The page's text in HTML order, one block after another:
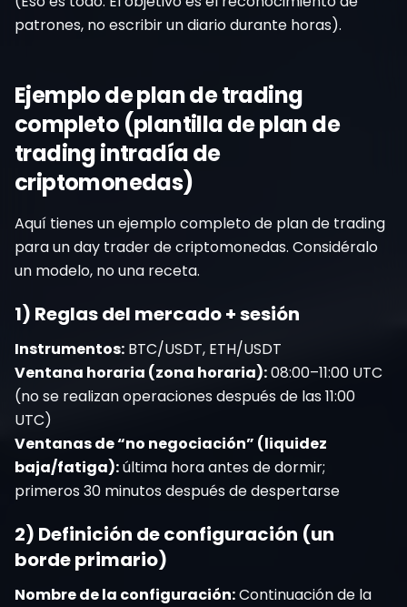
patrones, no escribir un diario durante horas).
Ejemplo de plan de trading
completo (plantilla de plan de
trading intradía de
criptomonedas)
Aquí tienes un ejemplo completo de plan de trading
para un day trader de criptomonedas. Considéralo
un modelo, no una receta.
1) Reglas del mercado + sesión
Instrumentos: BTC/USDT, ETH/USDT
Ventana horaria (zona horaria):08:00–11:00 UTC
(no se realizan operaciones después de las 11:00
UTC)
Ventanas de “no negociación” (liquidez
baja/fatiga):última hora antes de dormir;
primeros 30 minutos después de despertarse
2) Definición de configuración (un
borde primario)
Nombre de la configuración:Continuación de la